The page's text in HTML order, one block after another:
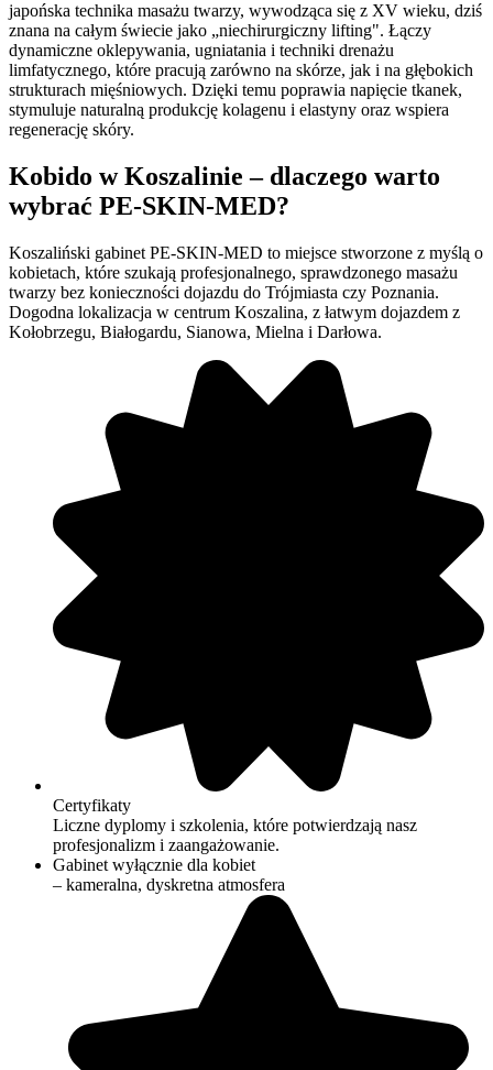
japońska technika masażu twarzy, wywodząca się z XV wieku, dziś
znana na całym świecie jako „niechirurgiczny lifting". Łączy
dynamiczne oklepywania, ugniatania i techniki drenażu
limfatycznego, które pracują zarówno na skórze, jak i na głębokich
strukturach mięśniowych. Dzięki temu poprawia napięcie tkanek,
stymuluje naturalną produkcję kolagenu i elastyny oraz wspiera
regenerację skóry.
Kobido w Koszalinie – dlaczego warto
wybrać PE-SKIN-MED?
Koszaliński gabinet PE-SKIN-MED to miejsce stworzone z myślą o
kobietach, które szukają profesjonalnego, sprawdzonego masażu
twarzy bez konieczności dojazdu do Trójmiasta czy Poznania.
Dogodna lokalizacja w centrum Koszalina, z łatwym dojazdem z
Kołobrzegu, Białogardu, Sianowa, Mielna i Darłowa.
Certyfikaty
Liczne dyplomy i szkolenia, które potwierdzają nasz
profesjonalizm i zaangażowanie.
Gabinet wyłącznie dla kobiet
– kameralna, dyskretna atmosfera